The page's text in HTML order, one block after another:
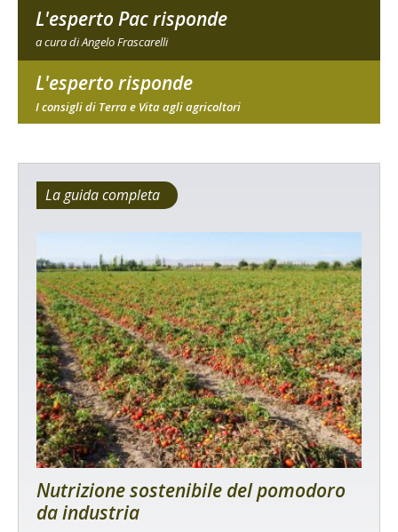
L'esperto Pac risponde
a cura di Angelo Frascarelli
L'esperto risponde
I consigli di Terra e Vita agli agricoltori
La guida completa
Nutrizione sostenibile del pomodoro
da industria